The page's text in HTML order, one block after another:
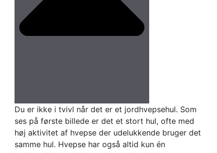
Du er ikke i tvivl når det er et jordhvepsehul. Som
ses på første billede er det et stort hul, ofte med
høj aktivitet af hvepse der udelukkende bruger det
samme hul. Hvepse har også altid kun én